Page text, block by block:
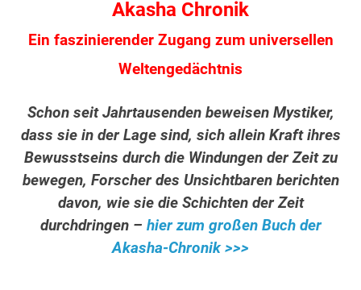
Akasha Chronik
Ein faszinierender Zugang zum universellen
Weltengedächtnis
Schon seit Jahrtausenden beweisen Mystiker,
dass sie in der Lage sind, sich allein Kraft ihres
Bewusstseins durch die Windungen der Zeit zu
bewegen, Forscher des Unsichtbaren berichten
davon, wie sie die Schichten der Zeit
durchdringen – hier zum großen Buch der
Akasha-Chronik >>>